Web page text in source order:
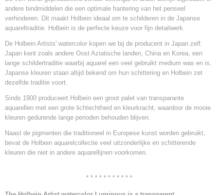
andere bindmiddelen die een optimale hantering van het penseel
verhinderen. Dit maakt Holbein ideaal om te schilderen in de Japanse
aquareltraditie. Holbein is de perfecte keuze voor fijn detailwerk.
De Holbein Artists' watercolor kopen we bij de producent in Japan zelf.
Japan kent zoals andere Oost Aziatische landen, China en Korea, een
lange schildertraditie waarbij aquarel een veel gebruikt medium was en is.
Japanse kleuren staan ​​altijd bekend om hun schittering en Holbein zet
dezelfde traditie voort.
Sinds 1900 produceert Holbein een groot palet van transparante
aquarellen met een grote lichtechtheid en kleurkracht, waardoor de mooie
kleuren gedurende lange perioden behouden blijven.
Naast de pigmenten die traditioneel in Europese kunst worden gebruikt,
bevat de Holbein aquarelcollectie veel uitzonderlijke en schitterende
kleuren die niet in andere aquarellijnen voorkomen.
* * * * * * * * * * *